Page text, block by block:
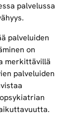
palvelussa
palveluiden
on
merkittävillä
palveluiden